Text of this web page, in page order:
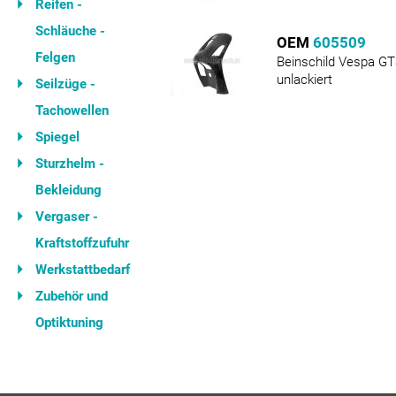
Reifen -
Schläuche -
Felgen
Seilzüge -
Tachowellen
Spiegel
Sturzhelm -
Bekleidung
Vergaser -
Kraftstoffzufuhr
Werkstattbedarf
Zubehör und
Optiktuning
OEM 605509
Beinschild Vespa
unlackiert